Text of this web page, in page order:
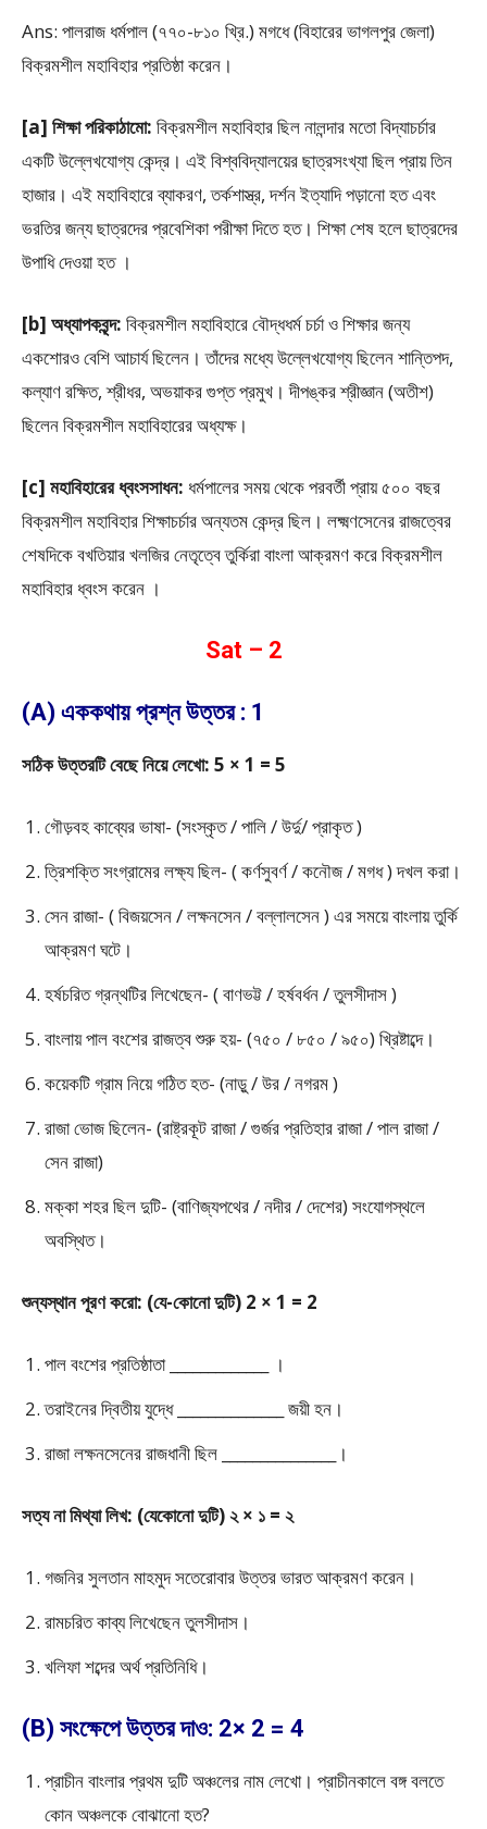
Ans: পালরাজ ধর্মপাল (৭৭০-৮১০ খ্রি.) মগধে (বিহারের ভাগলপুর জেলা)
বিক্রমশীল মহাবিহার প্রতিষ্ঠা করেন।
[a] শিক্ষা পরিকাঠামো: বিক্রমশীল মহাবিহার ছিল নালন্দার মতো বিদ্যাচর্চার
একটি উল্লেখযোগ্য কেন্দ্র। এই বিশ্ববিদ্যালয়ের ছাত্রসংখ্যা ছিল প্রায় তিন
হাজার। এই মহাবিহারে ব্যাকরণ, তর্কশাস্ত্র, দর্শন ইত্যাদি পড়ানো হত এবং
ভরতির জন্য ছাত্রদের প্রবেশিকা পরীক্ষা দিতে হত। শিক্ষা শেষ হলে ছাত্রদের
উপাধি দেওয়া হত ।
[b] অধ্যাপকবৃন্দ: বিক্রমশীল মহাবিহারে বৌদ্ধধর্ম চর্চা ও শিক্ষার জন্য
একশোরও বেশি আচার্য ছিলেন। তাঁদের মধ্যে উল্লেখযোগ্য ছিলেন শান্তিপদ,
কল্যাণ রক্ষিত, শ্রীধর, অভয়াকর গুপ্ত প্রমুখ। দীপঙ্কর শ্রীজ্ঞান (অতীশ)
ছিলেন বিক্রমশীল মহাবিহারের অধ্যক্ষ।
[c] মহাবিহারের ধ্বংসসাধন: ধর্মপালের সময় থেকে পরবর্তী প্রায় ৫০০ বছর
বিক্রমশীল মহাবিহার শিক্ষাচর্চার অন্যতম কেন্দ্র ছিল। লক্ষ্মণসেনের রাজত্বের
শেষদিকে বখতিয়ার খলজির নেতৃত্বে তুর্কিরা বাংলা আক্রমণ করে বিক্রমশীল
মহাবিহার ধ্বংস করেন ।
Sat – 2
(A) এককথায় প্রশ্ন উত্তর : 1
সঠিক উত্তরটি বেছে নিয়ে লেখো: 5 × 1 = 5
গৌড়বহ কাব্যের ভাষা- (সংস্কৃত / পালি / উর্দু/ প্রাকৃত )
ত্রিশক্তি সংগ্রামের লক্ষ্য ছিল- ( কর্ণসুবর্ণ / কনৌজ / মগধ ) দখল করা।
সেন রাজা- ( বিজয়সেন / লক্ষনসেন / বল্লালসেন ) এর সময়ে বাংলায় তুর্কি
আক্রমণ ঘটে।
হর্ষচরিত গ্রন্থটির লিখেছেন- ( বাণভট্ট / হর্ষবর্ধন / তুলসীদাস )
বাংলায় পাল বংশের রাজত্ব শুরু হয়- (৭৫০ / ৮৫০ / ৯৫০) খ্রিষ্টাব্দে।
কয়েকটি গ্রাম নিয়ে গঠিত হত- (নাড়ু / উর / নগরম )
রাজা ভোজ ছিলেন- (রাষ্ট্রকূট রাজা / গুর্জর প্রতিহার রাজা / পাল রাজা /
সেন রাজা)
মক্কা শহর ছিল দুটি- (বাণিজ্যপথের / নদীর / দেশের) সংযোগস্থলে
অবস্থিত।
শুন্যস্থান পূরণ করো: (যে-কোনো দুটি) 2 × 1 = 2
পাল বংশের প্রতিষ্ঠাতা _____________ ।
তরাইনের দ্বিতীয় যুদ্ধে ______________ জয়ী হন।
রাজা লক্ষনসেনের রাজধানী ছিল _______________।
সত্য না মিথ্যা লিখ: (যেকোনো দুটি) ২ × ১ = ২
গজনির সুলতান মাহমুদ সতেরোবার উত্তর ভারত আক্রমণ করেন।
রামচরিত কাব্য লিখেছেন তুলসীদাস।
খলিফা শব্দের অর্থ প্রতিনিধি।
(B) সংক্ষেপে উত্তর দাও: 2× 2 = 4
প্রাচীন বাংলার প্রথম দুটি অঞ্চলের নাম লেখো। প্রাচীনকালে বঙ্গ বলতে
কোন অঞ্চলকে বোঝানো হত?